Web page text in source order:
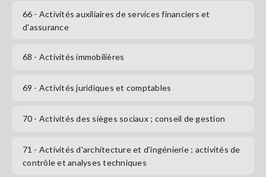
66 - Activités auxiliaires de services financiers et
d'assurance
68 - Activités immobilières
69 - Activités juridiques et comptables
70 - Activités des sièges sociaux ; conseil de gestion
71 - Activités d'architecture et d'ingénierie ; activités de
contrôle et analyses techniques